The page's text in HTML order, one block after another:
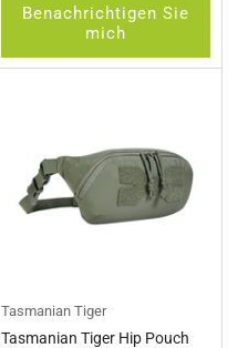
Benachrichtigen Sie
mich
Tasmanian Tiger
Tasmanian Tiger Hip Pouch